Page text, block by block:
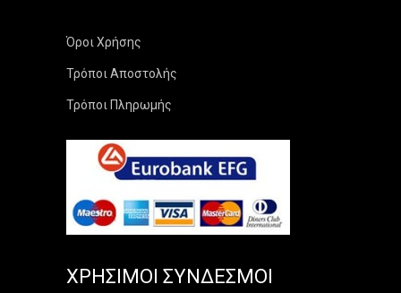
Όροι Χρήσης
Τρόποι Αποστολής
Τρόποι Πληρωμής
ΧΡΉΣΙΜΟΙ ΣΎΝΔΕΣΜΟΙ